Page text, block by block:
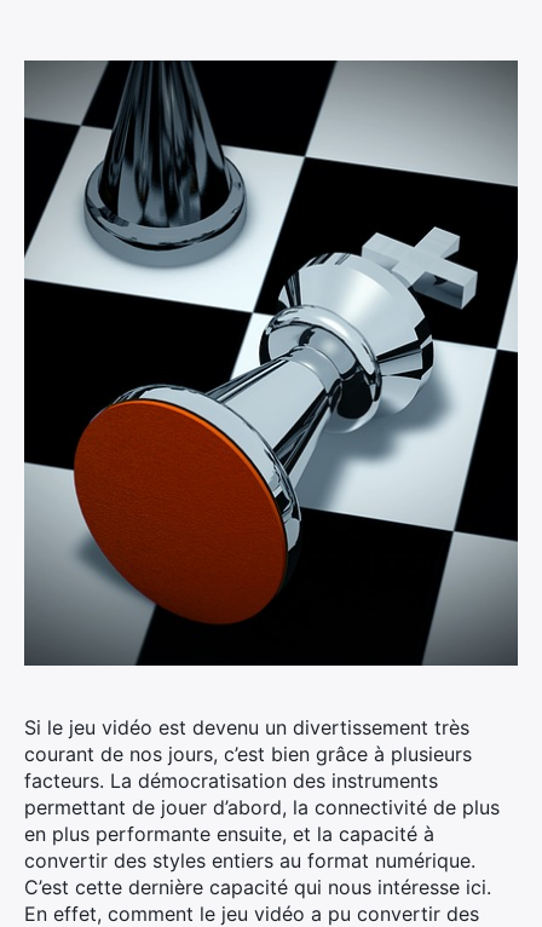
Si le jeu vidéo est devenu un divertissement très
courant de nos jours, c’est bien grâce à plusieurs
facteurs. La démocratisation des instruments
permettant de jouer d’abord, la connectivité de plus
en plus performante ensuite, et la capacité à
convertir des styles entiers au format numérique.
C’est cette dernière capacité qui nous intéresse ici.
En effet, comment le jeu vidéo a pu convertir des